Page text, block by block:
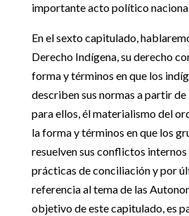
importante acto político
En el sexto capitulado,
Derecho Indígena, su derecho
forma y términos en que los
describen sus normas a partir
para ellos, él materialismo del
la forma y términos en que los
resuelven sus conflictos internos
prácticas de conciliación y por
referencia al tema de las
objetivo de este capitulado, es